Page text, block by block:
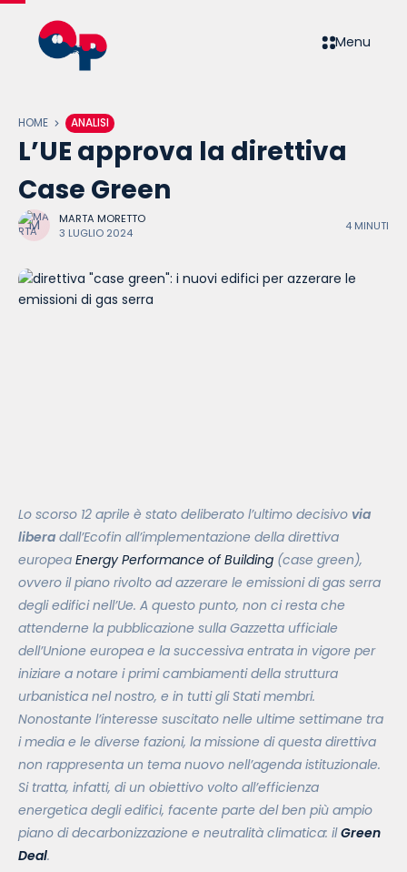
Menu
HOME ANALISI
L’UE approva la direttiva
Case Green
MARTA MORETTO
3 LUGLIO 2024
4 MINUTI
Lo scorso 12 aprile è stato deliberato l’ultimo decisivo via
libera dall’Ecofin all’implementazione della direttiva
europea Energy Performance of Building (case green),
ovvero il piano rivolto ad azzerare le emissioni di gas serra
degli edifici nell’Ue. A questo punto, non ci resta che
attenderne la pubblicazione sulla Gazzetta ufficiale
dell’Unione europea e la successiva entrata in vigore per
iniziare a notare i primi cambiamenti della struttura
urbanistica nel nostro, e in tutti gli Stati membri.
Nonostante l’interesse suscitato nelle ultime settimane tra
i media e le diverse fazioni, la missione di questa direttiva
non rappresenta un tema nuovo nell’agenda istituzionale.
Si tratta, infatti, di un obiettivo volto all’efficienza
energetica degli edifici, facente parte del ben più ampio
piano di decarbonizzazione e neutralità climatica: ilGreen
Deal.